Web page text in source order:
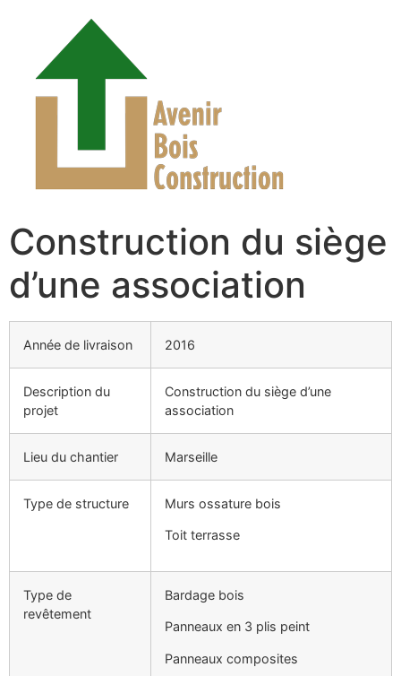
Construction du siège
d’une association
Année de livraison 2016
Description du
projet
Construction du siège d’une
association
Lieu du chantier Marseille
Type de structure Murs ossature bois
Toit terrasse
Type de
revêtement
Bardage bois
Panneaux en 3 plis peint
Panneaux composites